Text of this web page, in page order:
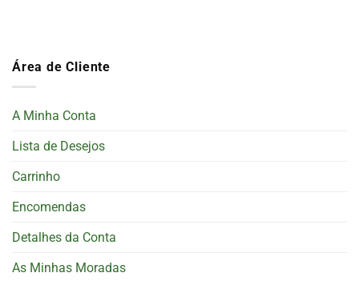
Área de Cliente
A Minha Conta
Lista de Desejos
Carrinho
Encomendas
Detalhes da Conta
As Minhas Moradas